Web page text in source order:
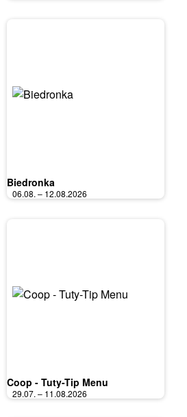
Biedronka
06.08. – 12.08.2026
Coop - Tuty-Tip Menu
29.07. – 11.08.2026